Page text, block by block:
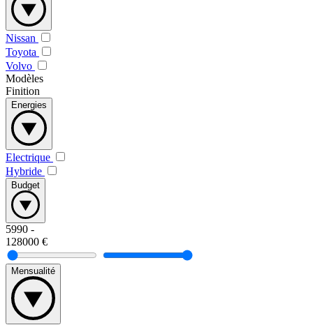
Nissan
Toyota
Volvo
Modèles
Finition
Energies
Electrique
Hybride
Budget
5990 -
128000 €
Mensualité